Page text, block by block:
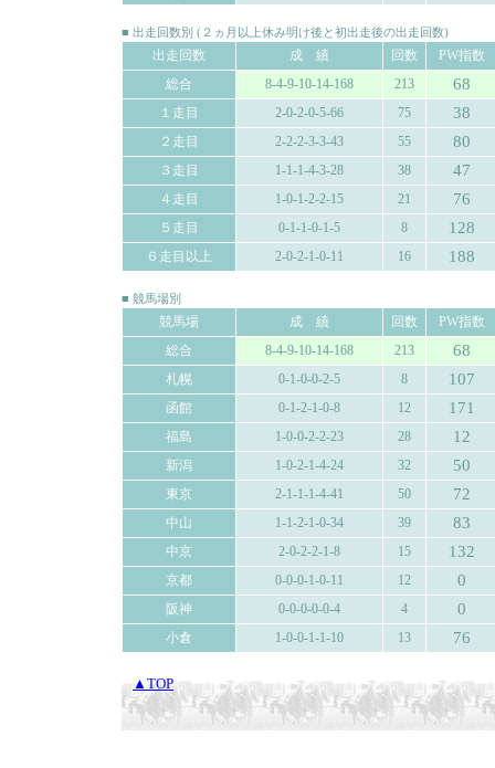
■ 出走回数別 (２ヵ月以上休み明け後と初出走後の出走回数)
出走回数 成 績 回数
PW指数
総合
8-4-9-10-14-168 213 68
１走目 2-0-2-0-5-66 75 38
２走目 2-2-2-3-3-43 55 80
３走目 1-1-1-4-3-28 38 47
４走目 1-0-1-2-2-15 21 76
５走目 0-1-1-0-1-5 8 128
６走目以上 2-0-2-1-0-11 16 188
■ 競馬場別
競馬場 成 績 回数
PW指数
総合
8-4-9-10-14-168 213 68
札幌 0-1-0-0-2-5 8 107
函館 0-1-2-1-0-8 12 171
福島 1-0-0-2-2-23 28 12
新潟 1-0-2-1-4-24 32 50
東京 2-1-1-1-4-41 50 72
中山 1-1-2-1-0-34 39 83
中京 2-0-2-2-1-8 15 132
京都 0-0-0-1-0-11 12 0
阪神 0-0-0-0-0-4 4 0
小倉 1-0-0-1-1-10 13 76
▲TOP